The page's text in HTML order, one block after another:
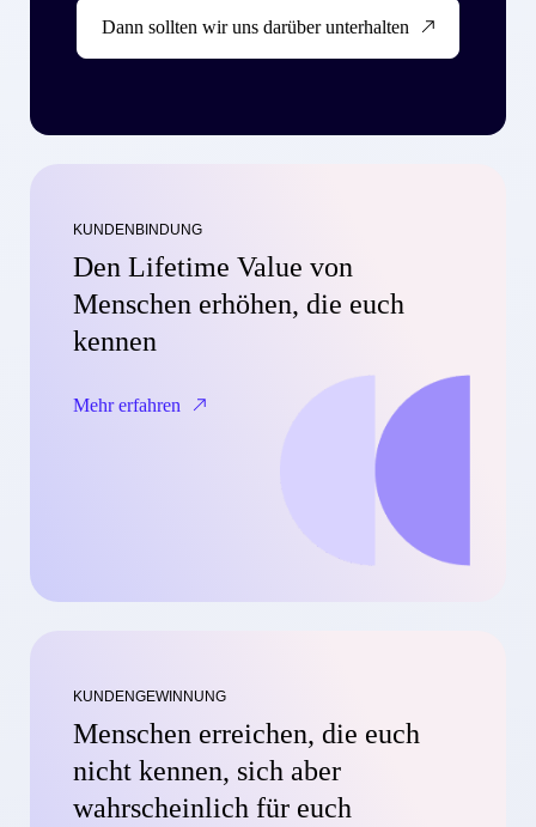
Dann sollten wir uns darüber unterhalten
KUNDENBINDUNG
Den Lifetime Value von
Menschen erhöhen, die euch
kennen
Mehr erfahren
KUNDENGEWINNUNG
Menschen erreichen, die euch
nicht kennen, sich aber
wahrscheinlich für euch